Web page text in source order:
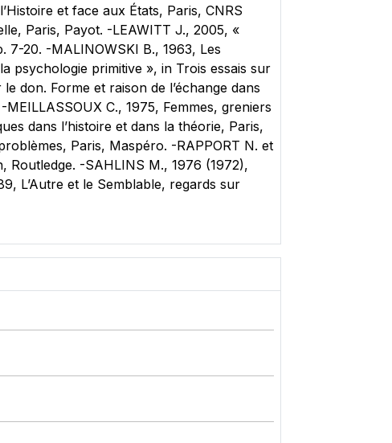
et face aux États, Paris, CNRS
Paris, Payot. -LEAWITT J., 2005, «
7-20. -MALINOWSKI B., 1963, Les
psychologie primitive », in Trois essais sur
don. Forme et raison de l’échange dans
C., 1975, Femmes, greniers
dans l’histoire et dans la théorie, Paris,
Paris, Maspéro. -RAPPORT N. et
-SAHLINS M., 1976 (1972),
L’Autre et le Semblable, regards sur